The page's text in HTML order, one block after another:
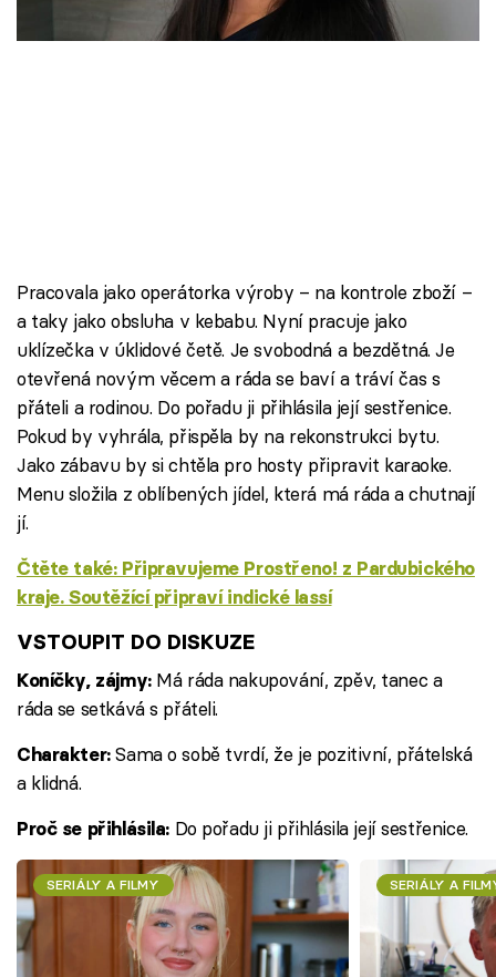
Přihlášení
Sledujte nás
Pracovala jako operátorka výroby – na kontrole zboží –
a taky jako obsluha v kebabu. Nyní pracuje jako
uklízečka v úklidové četě. Je svobodná a bezdětná. Je
otevřená novým věcem a ráda se baví a tráví čas s
přáteli a rodinou. Do pořadu ji přihlásila její sestřenice.
Pokud by vyhrála, přispěla by na rekonstrukci bytu.
Jako zábavu by si chtěla pro hosty připravit karaoke.
Menu složila z oblíbených jídel, která má ráda a chutnají
jí.
Čtěte také: Připravujeme Prostřeno! z Pardubického
kraje. Soutěžící připraví indické lassí
VSTOUPIT DO DISKUZE
Koníčky, zájmy:Má ráda nakupování, zpěv, tanec a
ráda se setkává s přáteli.
Charakter:Sama o sobě tvrdí, že je pozitivní, přátelská
a klidná.
Proč se přihlásila:Do pořadu ji přihlásila její sestřenice.
SERIÁLY A FILMY SERIÁLY A